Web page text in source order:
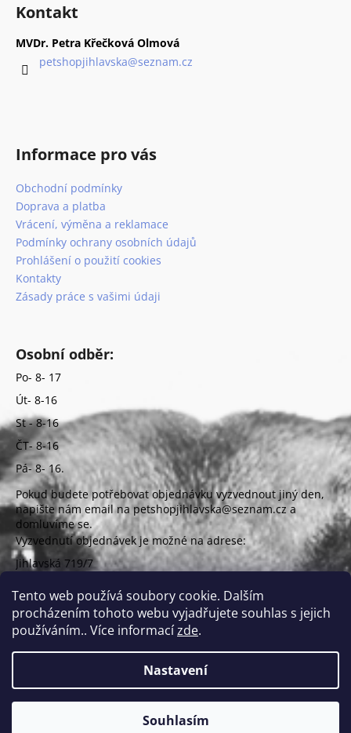
Tento web používá soubory cookie. Dalším
procházením tohoto webu vyjadřujete souhlas s jejich
používáním.. Více informacízde.
Nastavení
Souhlasím
p
r
Kontakt
MVDr. Petra Křečková Olmová
petshopjihlavska@seznam.cz
Informace pro vás
Obchodní podmínky
Doprava a platba
Vrácení, výměna a reklamace
Podmínky ochrany osobních údajů
Prohlášení o použití cookies
Kontakty
Zásady práce s vašimi údaji
Osobní odběr:
Po- 8- 17
Út- 8-16
St - 8-16
ČT- 8-16
Pá- 8- 16.
Pokud budete potřebovat objednávku vyzvednout jiný den,
napište nám email na petshopjihlavska@seznam.cz a
domluvíme se.
Vyzvednutí objednávek je možné na adrese:
Jihlavská 719/7
(vchod z ulice Uzbecká)
Copyright 2026PETSHOP Jihlavská. Všechna práva
vyhrazena.